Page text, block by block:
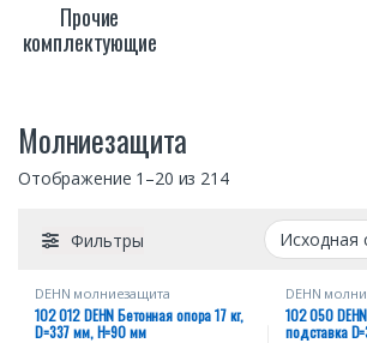
Прочие
комплектующие
Молниезащита
Отображение 1–20 из 214
Фильтры
DEHN молниезащита
102 012 DEHN Бетонная опора 17 кг,
D=337 мм, H=90 мм
DEHN
102 050
подставка